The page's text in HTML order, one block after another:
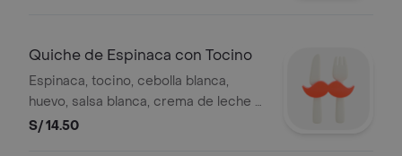
Quiche de Espinaca con Tocino
Espinaca, tocino, cebolla blanca,
huevo, salsa blanca, crema de leche y
queso ricotta (masa quebrada).
S/ 14.50